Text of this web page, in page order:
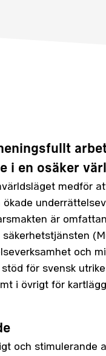
i en osäker
medför
är
och
för svensk
i övrigt för
och stimulerande